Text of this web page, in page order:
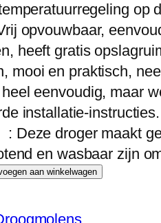
op
opvouwbaar,
heeft gratis
mooi en praktisch,
eenvoudig, maar
installatie-
: Deze droger maakt
en wasbaar zijn
aan winkelwagen